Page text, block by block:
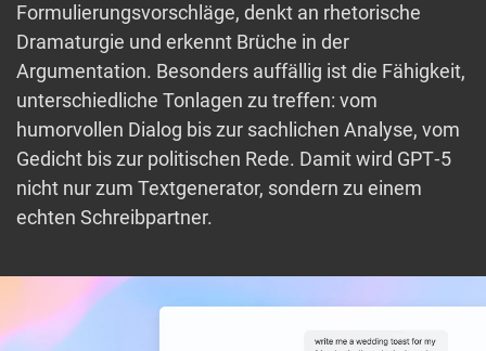
Formulierungsvorschläge, denkt an rhetorische
Dramaturgie und erkennt Brüche in der
Argumentation. Besonders auffällig ist die Fähigkeit,
unterschiedliche Tonlagen zu treffen: vom
humorvollen Dialog bis zur sachlichen Analyse, vom
Gedicht bis zur politischen Rede. Damit wird GPT‑5
nicht nur zum Textgenerator, sondern zu einem
echten Schreibpartner.